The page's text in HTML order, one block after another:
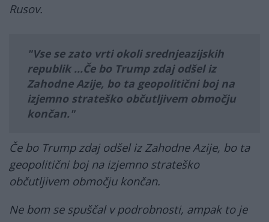
Rusov.
Vse se zato vrti okoli srednjeazijskih
republik ...Če bo Trump zdaj odšel iz
Zahodne Azije, bo ta geopolitični boj na
izjemno strateško občutljivem območju
končan.
Če bo Trump zdaj odšel iz Zahodne Azije, bo ta
geopolitični boj na izjemno strateško
občutljivem območju končan.
Ne bom se spuščal v podrobnosti, ampak to je